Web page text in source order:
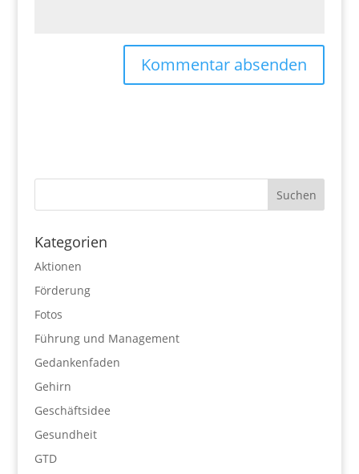
Kategorien
Aktionen
Förderung
Fotos
Führung und Management
Gedankenfaden
Gehirn
Geschäftsidee
Gesundheit
GTD